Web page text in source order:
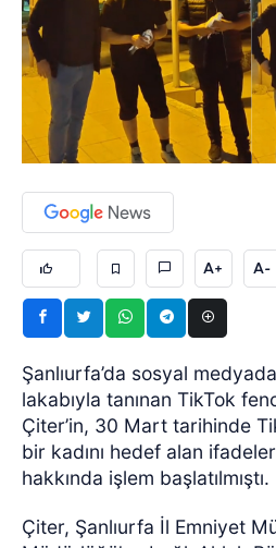
A+ A-
Şanlıurfa’da sosyal
lakabıyla tanınan TikTok
Çiter’in, 30 Mart tarihinde
bir kadını hedef alan
hakkında işlem başlatılmıştı.
Çiter, Şanlıurfa İl Emniyet